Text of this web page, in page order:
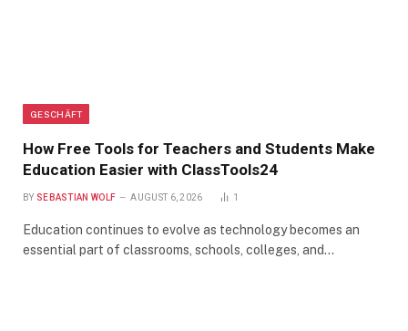
GESCHÄFT
How Free Tools for Teachers and Students Make
Education Easier with ClassTools24
BY SEBASTIAN WOLF AUGUST 6, 2026 1
Education continues to evolve as technology becomes an
essential part of classrooms, schools, colleges, and…